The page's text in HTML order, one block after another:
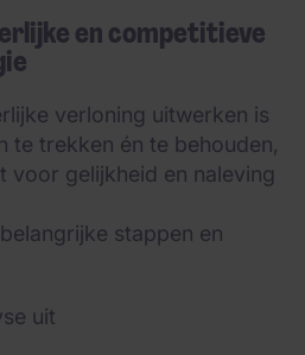
en competitieve
verloning uitwerken is
te trekken én te behouden,
voor gelijkheid en naleving
stappen en
uit